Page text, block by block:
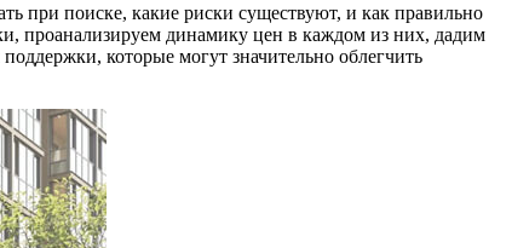
при поиске, какие риски существуют, и как правильно
проанализируем динамику цен в каждом из них, дадим
которые могут значительно облегчить